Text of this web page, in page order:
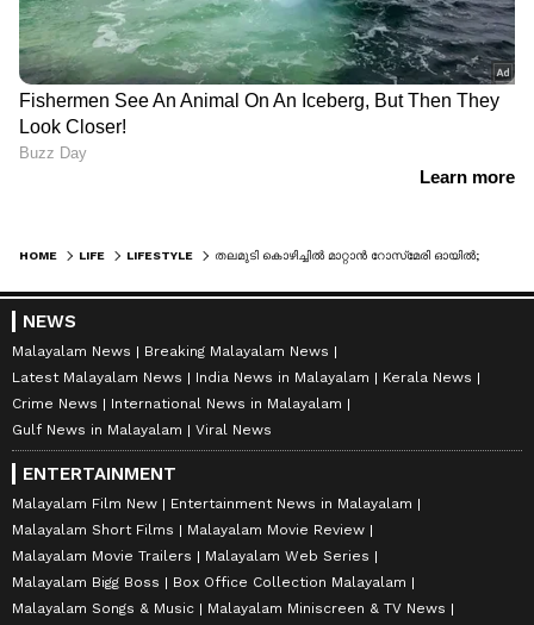
HOME LIFE LIFESTYLE
NEWS
Malayalam News
Breaking Malayalam News
Latest Malayalam News
India News in Malayalam
Kerala News
Crime News
International News in Malayalam
Gulf News in Malayalam
Viral News
ENTERTAINMENT
Malayalam Film New
Entertainment News in Malayalam
Malayalam Short Films
Malayalam Movie Review
Malayalam Movie Trailers
Malayalam Web Series
Malayalam Bigg Boss
Box Office Collection Malayalam
Malayalam Songs & Music
Malayalam Miniscreen & TV News